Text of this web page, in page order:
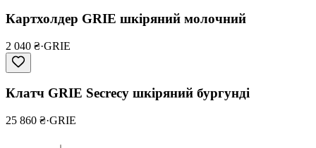
Картхолдер GRIE шкіряний молочний
2 040 ₴·GRIE
Клатч GRIE Secrecy шкіряний бургунді
25 860 ₴·GRIE